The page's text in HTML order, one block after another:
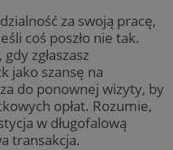
za swoją pracę,
coś poszło nie tak.
zgłaszasz
jako szansę na
do ponownej wizyty, by
opłat. Rozumie,
w długofalową
transakcja.